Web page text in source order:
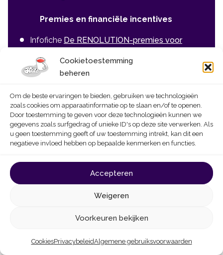
Cookietoestemming
beheren
Om de beste ervaringen te bieden, gebruiken we technologieën
zoals cookies om apparaatinformatie op te slaan en/of te openen.
Door toestemming te geven voor deze technologieën kunnen we
gegevens zoals surfgedrag of unieke ID's op deze site verwerken. Als
u geen toestemming geeft of uw toestemming intrekt, kan dit een
negatieve invloed hebben op bepaalde kenmerken en functies.
Accepteren
Weigeren
Voorkeuren bekijken
CookiesPrivacybeleidAlgemene gebruiksvoorwaarden
Premies en financiële incentives
Infofiche De RENOLUTION-premies voor
indieningsprocedure
Was deze pagina nuttig?